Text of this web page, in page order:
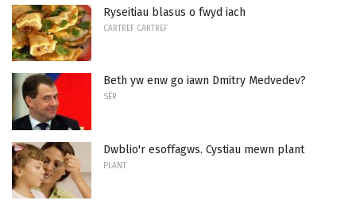
Ryseitiau blasus o fwyd iach
CARTREF CARTREF
Beth yw enw go iawn Dmitry Medvedev?
SÊR
Dwblio'r esoffagws. Cystiau mewn plant
PLANT